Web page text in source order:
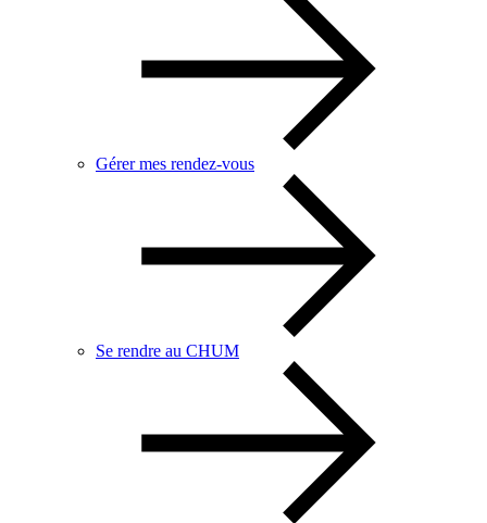
Gérer mes rendez-vous
Se rendre au CHUM